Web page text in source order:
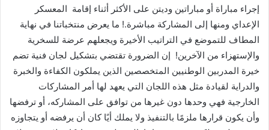
إجراء مباراة أو مباراتين وديتن على الأكثر أثناء إقامة المعسكر
الإعداي ومنها إلى المشاركة مباشرة.! ما يعرض منتخباتنا في نهاية
المطاف للتموضع في التراتيب الأخيرة ويجعلهم عرضة للسخرية
والإستهزاء من الآخرين! إن الضرورة تقتضي بتشكيل لجان فنية تضم
خيرة المدربين الوطنيين المتخصصين الذين يملكون الكفاءة والخبرة
والدراية لقيادة مثل هذه اللجان التي يعهد لها أمر المشاركات
الخارجية فهي وحدها دون غيرها من توافق على المشاركه، أو ترفضها
وأن يكون قرارها ملزمًا بالتنفيذ ولا يملك أيًا كان أن يرفضه أو يتجاوزه